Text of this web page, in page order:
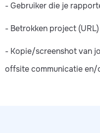
- Gebruiker die je
- Betrokken project (URL)
- Kopie/screenshot van
offsite communicatie